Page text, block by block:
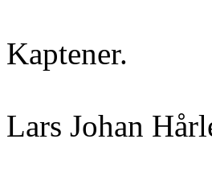
Kaptener.
Lars Johan